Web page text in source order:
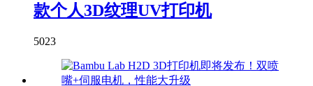
款个人3D纹理UV打印机
5023